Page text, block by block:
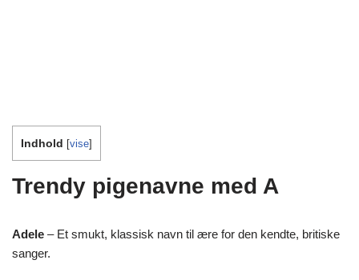
Indhold [vise]
Trendy pigenavne med A
Adele – Et smukt, klassisk navn til ære for den kendte, britiske
sanger.